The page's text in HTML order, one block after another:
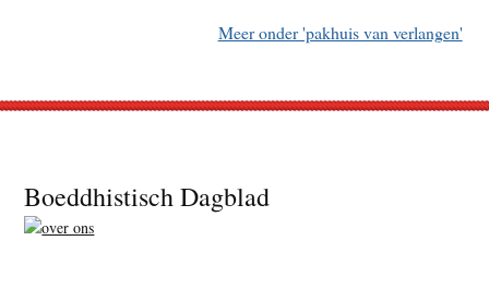
Meer onder 'pakhuis van verlangen'
Footer
Boeddhistisch Dagblad